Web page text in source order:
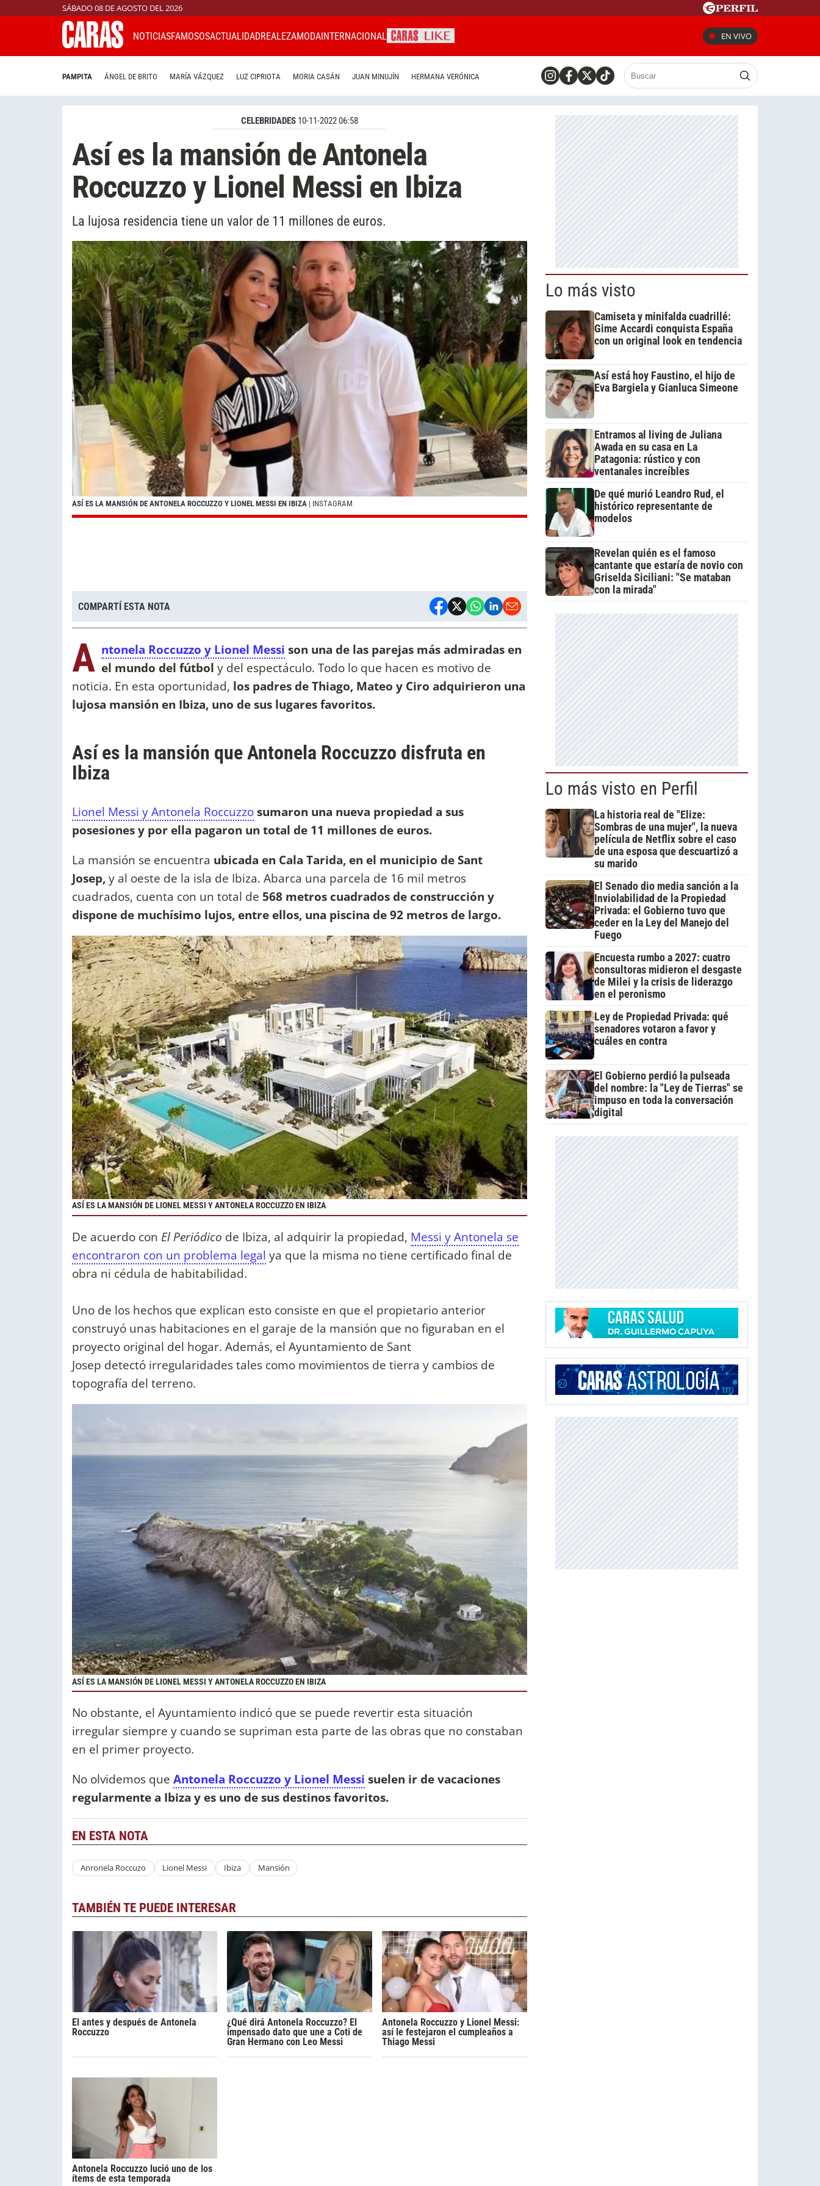
SÁBADO 08 DE AGOSTO DEL 2026
NOTICIASFAMOSOSACTUALIDADREALEZAMODAINTERNACIONAL EN VIVO
PAMPITA ÁNGEL DE BRITO MARÍA VÁZQUEZ LUZ CIPRIOTA MORIA CASÁN JUAN MINUJÍN HERMANA VERÓNICA
CELEBRIDADES 10-11-2022 06:58
Así es la mansión de Antonela
Roccuzzo y Lionel Messi en Ibiza
La lujosa residencia tiene un valor de 11 millones de euros.
ASÍ ES LA MANSIÓN DE ANTONELA ROCCUZZO Y LIONEL MESSI EN IBIZA | INSTAGRAM
COMPARTÍ ESTA NOTA
A ntonela Roccuzzo y Lionel Messi son una de las parejas más admiradas en
el mundo del fútbol y del espectáculo. Todo lo que hacen es motivo de
noticia. En esta oportunidad, los padres de Thiago, Mateo y Ciro adquirieron una
lujosa mansión en Ibiza, uno de sus lugares favoritos.
Así es la mansión que Antonela Roccuzzo disfruta en
Ibiza
Lionel Messi y Antonela Roccuzzosumaron una nueva propiedad a sus
posesiones y por ella pagaron un total de 11 millones de euros.
La mansión se encuentra ubicada en Cala Tarida, en el municipio de Sant
Josep,y al oeste de la isla de Ibiza. Abarca una parcela de 16 mil metros
cuadrados, cuenta con un total de 568 metros cuadrados de construcción y
dispone de muchísimo lujos, entre ellos, una piscina de 92 metros de largo.
ASÍ ES LA MANSIÓN DE LIONEL MESSI Y ANTONELA ROCCUZZO EN IBIZA
De acuerdo con El Periódico de Ibiza, al adquirir la propiedad, Messi y Antonela se
encontraron con un problema legal ya que la misma no tiene certificado final de
obra ni cédula de habitabilidad.
Uno de los hechos que explican esto consiste en que el propietario anterior
construyó unas habitaciones en el garaje de la mansión que no figuraban en el
proyecto original del hogar. Además, el Ayuntamiento de Sant
Josep detectó irregularidades tales como movimientos de tierra y cambios de
topografía del terreno.
ASÍ ES LA MANSIÓN DE LIONEL MESSI Y ANTONELA ROCCUZZO EN IBIZA
No obstante, el Ayuntamiento indicó que se puede revertir esta situación
irregular siempre y cuando se supriman esta parte de las obras que no constaban
en el primer proyecto.
No olvidemos que Antonela Roccuzzo y Lionel Messi suelen ir de vacaciones
regularmente a Ibiza y es uno de sus destinos favoritos.
EN ESTA NOTA
Anronela Roccuzo Lionel Messi Ibiza Mansión
TAMBIÉN TE PUEDE INTERESAR
El antes y después de Antonela
Roccuzzo
¿Qué dirá Antonela Roccuzzo? El
impensado dato que une a Coti de
Gran Hermano con Leo Messi
Antonela Roccuzzo y Lionel Messi:
así le festejaron el cumpleaños a
Thiago Messi
Antonela Roccuzzo lució uno de los
ítems de esta temporada
Lo más visto
Camiseta y minifalda cuadrillé:
Gime Accardi conquista España
con un original look en tendencia
Así está hoy Faustino, el hijo de
Eva Bargiela y Gianluca Simeone
Entramos al living de Juliana
Awada en su casa en La
Patagonia: rústico y con
ventanales increíbles
De qué murió Leandro Rud, el
histórico representante de
modelos
Revelan quién es el famoso
cantante que estaría de novio con
Griselda Siciliani: "Se mataban
con la mirada"
Lo más visto en Perfil
La historia real de "Elize:
Sombras de una mujer", la nueva
película de Netflix sobre el caso
de una esposa que descuartizó a
su marido
El Senado dio media sanción a la
Inviolabilidad de la Propiedad
Privada: el Gobierno tuvo que
ceder en la Ley del Manejo del
Fuego
Encuesta rumbo a 2027: cuatro
consultoras midieron el desgaste
de Milei y la crisis de liderazgo
en el peronismo
Ley de Propiedad Privada: qué
senadores votaron a favor y
cuáles en contra
El Gobierno perdió la pulseada
del nombre: la "Ley de Tierras" se
impuso en toda la conversación
digital